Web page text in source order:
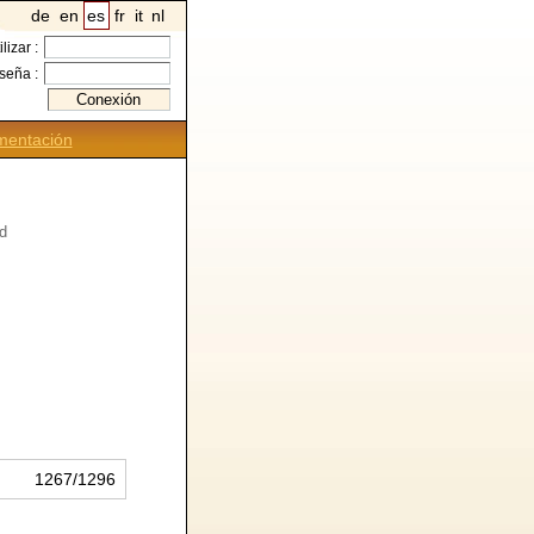
de en es fr it nl
:
:
1267/1296